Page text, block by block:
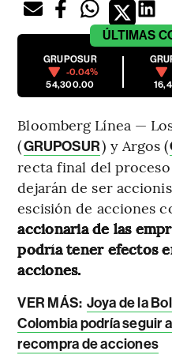
ÚLTIMAS
GRUPOSUR
-0.04%
54,300.00
Bloomberg Línea —
(GRUPOSUR) y Argos (
recta final del
dejarán de ser
escisión de acciones
accionaria de las
podría tener efectos
acciones.
VER MÁS: Joya de la
Colombia podría seguir
recompra de acciones